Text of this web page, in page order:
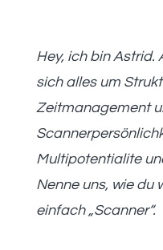
Hey, ich bin Astrid.
sich alles um
Zeitmanagement
Multipotentialite
Nenne uns, wie du
einfach „Scanner“.